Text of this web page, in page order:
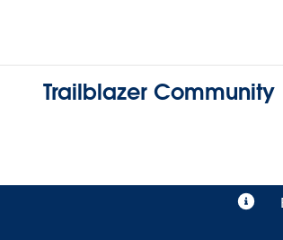
Trailblazer Community